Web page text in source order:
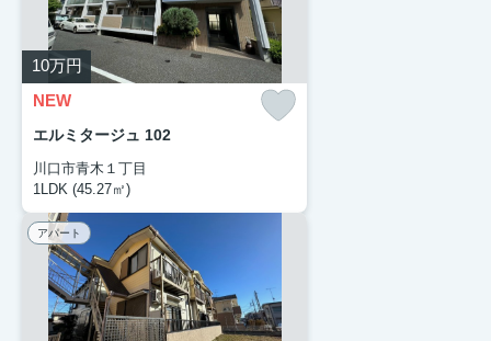
10万円
NEW
エルミタージュ 102
川口市青木１丁目
1LDK (45.27㎡)
アパート